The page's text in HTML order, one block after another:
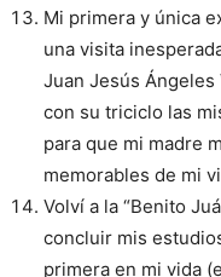
Mi primera y única
una visita
Juan Jesús
con su triciclo las
para que mi madre
memorables de mi
Volví a la “Benito
concluir mis
primera en mi vida